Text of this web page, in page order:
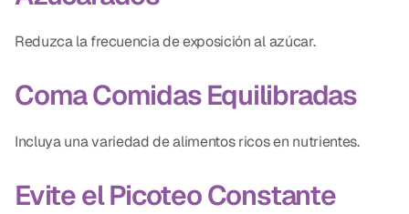
Reduzca la frecuencia de exposición al azúcar.
Coma Comidas Equilibradas
Incluya una variedad de alimentos ricos en nutrientes.
Evite el Picoteo Constante